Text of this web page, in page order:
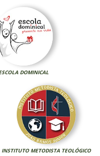
DOMINICAL
INSTITUTO METODISTA TEOLÓGICO